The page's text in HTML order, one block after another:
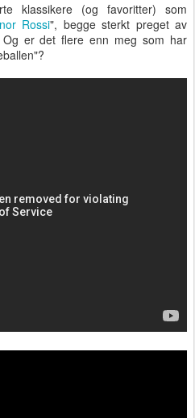
klassikere (og favoritter) som
Rossi", begge sterkt preget av
Og er det flere enn meg som har